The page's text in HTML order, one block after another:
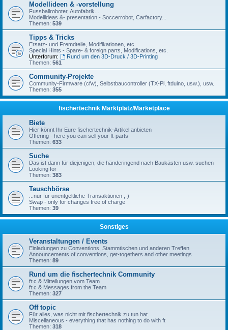
Modellideen & -vorstellung
Fussballroboter, Autofabrik...
Modellideas &- presentation - Soccerrobot, Carfactory...
Themen: 539
Tipps & Tricks
Ersatz- und Fremdteile, Modifikationen, etc.
Special Hints - Spare- & foreign parts, Modifications, etc.
Unterforum:
Rund um den 3D-Druck / 3D-Printing
Themen: 561
Community-Projekte
Community-Firmware (cfw), Selbstbaucontroller (TX-Pi, ftduino, usw.), usw.
Themen: 355
fischertechnik Marktplatz/Marketplace
Biete
Hier könnt Ihr Eure fischertechnik-Artikel anbieten
Offering - here you can sell your ft-parts
Themen: 633
Suche
Das ist dann für diejenigen, die händeringend nach Baukästen usw. suchen
Looking for
Themen: 383
Tauschbörse
...nur für unentgeltliche Transaktionen ;-)
Swap - only for changes free of charge
Themen: 39
Sonstiges
Veranstaltungen / Events
Einladungen zu Conventions, Stammtischen und anderen Treffen
Announcements of conventions, get-togethers and other meetings
Themen: 89
Rund um die fischertechnik Community
ft:c & Mitteilungen vom Team
ft:c & Messages from the Team
Themen: 327
Off topic
Für alles, was nicht mit fischertechnik zu tun hat.
Miscellaneous - everything that has nothing to do with ft
Themen: 318